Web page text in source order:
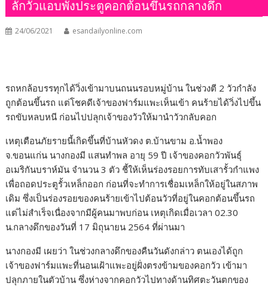
ลักวัวแอบพังประตูคอกต้อนขึ้นรถกลางดึก
24/06/2021 esandailyonline.com
รถหกล้อบรรทุกได้วิ่งเข้ามาบนถนนรอบหมู่บ้าน ในช่วงตี 2 วัวกำลัง
ถูกต้อนขึ้นรถ แต่โชคดีเจ้าของฟาร์มแพะเห็นเข้า คนร้ายได้วิ่งไปขึ้น
รถขับหลบหนี ก่อนไปปลุกเจ้าของวัวให้มานำวัวกลับคอก
เหตุเตือนภัยรายนี้เกิดขึ้นที่บ้านหัวดง ต.บ้านขาม อ.น้ำพอง
จ.ขอนแก่น นางกองมี แสนทำพล อายุ 59 ปี เจ้าของคอกวัวพันธุ์
อเมริกันบราห์มัน จำนวน 3 ตัว ชี้ให้เห็นร่องรอยการทับเสารั้วกำแพง
เพื่อถอดประตูรั้วเหล็กออก ก่อนที่จะทำการเชื่อมเหล็กให้อยู่ในสภาพ
เดิม ซึ่งเป็นร่องรอยของคนร้ายเข้าไปต้อนวัวที่อยู่ในคอกต้อนขึ้นรถ
แต่ไม่สำเร็จเนื่องจากมีผู้คนมาพบก่อน เหตุเกิดเมื่อเวลา 02.30
น.กลางดึกของวันที่ 17 มิถุนายน 2564 ที่ผ่านมา
นางกองมี เผยว่า ในช่วงกลางดึกของคืนวันดังกล่าว ตนเองได้ถูก
เจ้าของฟาร์มแพะที่นอนเฝ้าแพะอยู่ฝั่งตรงข้ามของคอกวัว เข้ามา
ปลุกภายในตัวบ้าน ซึ่งห่างจากคอกวัวไปทางด้านทิศตะวันตกของ